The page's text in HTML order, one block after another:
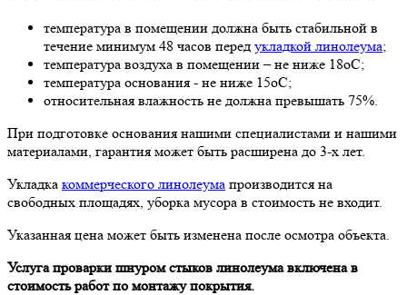
температура в помещении должна быть стабильной в
течение минимум 48 часов перед укладкой линолеума;
температура воздуха в помещении – не ниже 18оС;
температура основания - не ниже 15оС;
относительная влажность не должна превышать 75%.
При подготовке основания нашими специалистами и нашими
материалами, гарантия может быть расширена до 3-х лет.
Укладка коммерческого линолеума производится на
свободных площадях, уборка мусора в стоимость не входит.
Указанная цена может быть изменена после осмотра объекта.
Услуга проварки шнуром стыков линолеума включена в
стоимость работ по монтажу покрытия.